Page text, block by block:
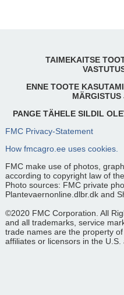
TAIMEKAITSE
ENNE TOOTE
PANGE TÄHELE SILDIL
FMC Privacy-Statement
How fmcagro.ee uses cookies.
FMC make use of photos,
according to copyright law of the
Photo sources: FMC private
Plantevaernonline.dlbr.dk and
©2020 FMC Corporation. All
and all trademarks, service
trade names are the property
affiliates or licensors in the U.S.